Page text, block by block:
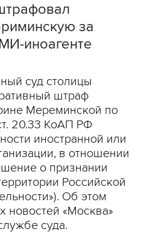
за
иноагенте
суд столицы
штраф
Мереминской по
20.33 КоАП РФ
иностранной или
в отношении
о признании
Российской
Об этом
новостей «Москва»
суда.